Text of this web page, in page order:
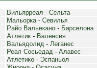
Вильярреал - Сельта
Мальорка- Севилья
Райо Вальекано - Барселона
Атлетик - Валенсия
Вальядолид - Леганес
Реал Сосьедад - Алавес
Атлетико - Эспаньол